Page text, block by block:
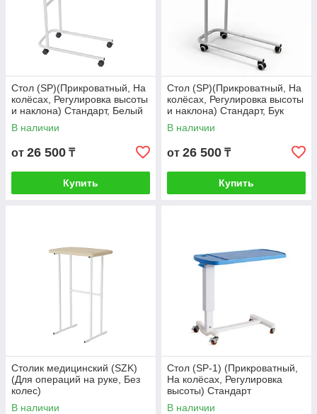
Стол (SP)(Прикроватный, На
колёсах, Регулировка высоты
и наклона) Стандарт, Белый
В наличии
от 26 500 ₸
Купить
Стол (SP)(Прикроватный, На
колёсах, Регулировка высоты
и наклона) Стандарт, Бук
В наличии
от 26 500 ₸
Купить
Столик медицинский (SZK)
(Для операций на руке, Без
колес)
В наличии
Стол (SP-1) (Прикроватный,
На колёсах, Регулировка
высоты) Стандарт
В наличии